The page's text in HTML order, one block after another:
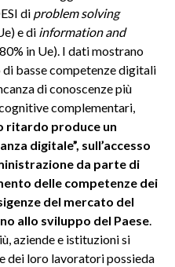
di problem solving
e di information and
in Ue). I dati mostrano
basse competenze digitali
di conoscenze più
complementari,
ritardo produce un
digitale”, sull’accesso
da parte di
delle competenze dei
del mercato del
allo sviluppo del Paese
aziende e istituzioni si
dei loro lavoratori possieda